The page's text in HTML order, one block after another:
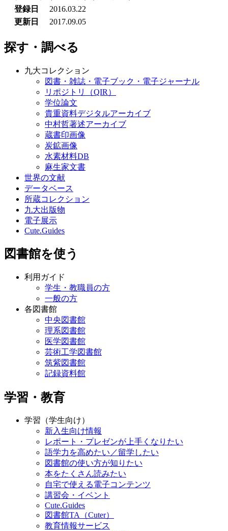
登録日
2016.03.22
更新日
2017.09.05
探す・調べる
九大コレクション
図書・雑誌・電子ブック・電子ジャーナル
リポジトリ（QIR）
学位論文
貴重資料デジタルアーカイブ
中村哲著述アーカイブ
蔵書印画像
炭鉱画像
水素材料DB
麻生家文書
世界の文献
データベース
所蔵コレクション
九大出版物
電子展示
Cute.Guides
図書館を使う
利用ガイド
学生・教職員の方
一般の方
各図書館
中央図書館
理系図書館
医学図書館
芸術工学図書館
筑紫図書館
記録資料館
学習・教育
学習（学生向け）
新入生向け情報
レポート・プレゼンが上手くなりたい
語学力を高めたい／留学したい
図書館の使い方が知りたい
本をたくさん読みたい
自宅で使える電子コンテンツ
講習会・イベント
Cute.Guides
図書館TA（Cuter）
教育情報サービス